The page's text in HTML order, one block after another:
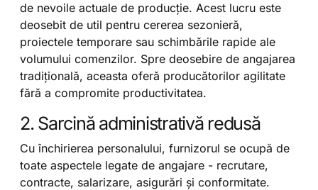
de nevoile actuale de producție. Acest lucru este
deosebit de util pentru cererea sezonieră,
proiectele temporare sau schimbările rapide ale
volumului comenzilor. Spre deosebire de angajarea
tradițională, aceasta oferă producătorilor agilitate
fără a compromite productivitatea.
2. Sarcină administrativă redusă
Cu închirierea personalului, furnizorul se ocupă de
toate aspectele legate de angajare - recrutare,
contracte, salarizare, asigurări și conformitate.